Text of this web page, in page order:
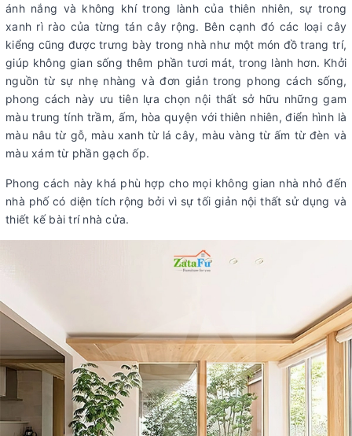
ánh nắng và không khí trong lành của thiên nhiên, sự trong
xanh rì rào của từng tán cây rộng. Bên cạnh đó các loại cây
kiểng cũng được trưng bày trong nhà như một món đồ trang trí,
giúp không gian sống thêm phần tươi mát, trong lành hơn. Khởi
nguồn từ sự nhẹ nhàng và đơn giản trong phong cách sống,
phong cách này ưu tiên lựa chọn nội thất sở hữu những gam
màu trung tính trầm, ấm, hòa quyện với thiên nhiên, điển hình là
màu nâu từ gỗ, màu xanh từ lá cây, màu vàng từ ấm từ đèn và
màu xám từ phần gạch ốp.
Phong cách này khá phù hợp cho mọi không gian nhà nhỏ đến
nhà phố có diện tích rộng bởi vì sự tối giản nội thất sử dụng và
thiết kế bài trí nhà cửa.